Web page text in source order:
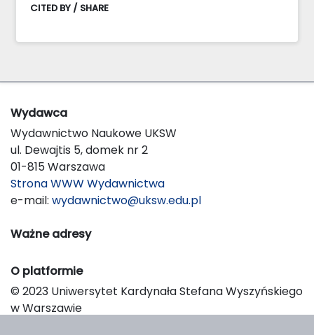
CITED BY / SHARE
Wydawca
Wydawnictwo Naukowe UKSW
ul. Dewajtis 5, domek nr 2
01-815 Warszawa
Strona WWW Wydawnictwa
e-mail: wydawnictwo@uksw.edu.pl
Ważne adresy
O platformie
© 2023 Uniwersytet Kardynała Stefana Wyszyńskiego
w Warszawie